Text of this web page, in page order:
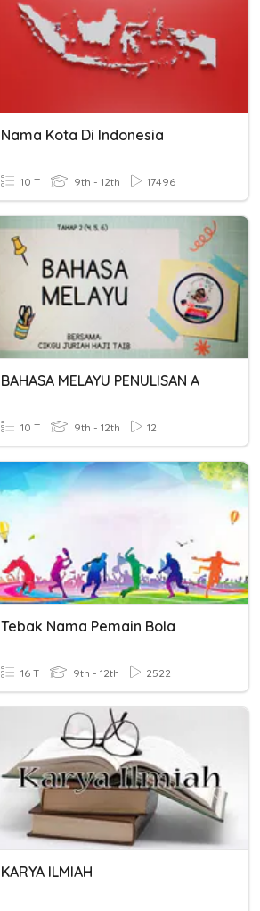
Nama Kota Di Indonesia
10 T 9th - 12th 17496
BAHASA MELAYU PENULISAN A
10 T 9th - 12th 12
Tebak Nama Pemain Bola
16 T 9th - 12th 2522
KARYA ILMIAH